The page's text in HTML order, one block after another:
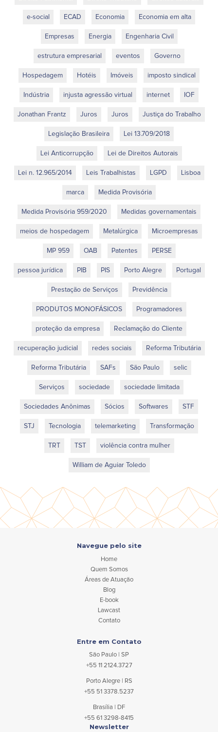
e-social ECAD Economia Economia em alta
Empresas Energia Engenharia Civil
estrutura empresarial eventos Governo
Hospedagem Hotéis Imóveis imposto sindical
Indústria injusta agressão virtual internet IOF
Jonathan Frantz Juros Juros Justiça do Trabalho
Legislação Brasileira Lei 13.709/2018
Lei Anticorrupção Lei de Direitos Autorais
Lei n. 12.965/2014 Leis Trabalhistas LGPD Lisboa
marca Medida Provisória
Medida Provisória 959/2020 Medidas governamentais
meios de hospedagem Metalúrgica Microempresas
MP 959 OAB Patentes PERSE
pessoa jurídica PIB PIS Porto Alegre Portugal
Prestação de Serviços Previdência
PRODUTOS MONOFÁSICOS Programadores
proteção da empresa Reclamação do Cliente
recuperação judicial redes sociais Reforma Tributária
Reforma Tributária SAFs São Paulo selic
Serviços sociedade sociedade limitada
Sociedades Anônimas Sócios Softwares STF
STJ Tecnologia telemarketing Transformação
TRT TST violência contra mulher
William de Aguiar Toledo
Navegue pelo site
Home
Quem Somos
Áreas de Atuação
Blog
E-book
Lawcast
Contato
Entre em Contato
São Paulo | SP
+55 11 2124.3727
Porto Alegre | RS
+55 51 3378.5237
Brasília | DF
+55 61 3298-8415
Newsletter